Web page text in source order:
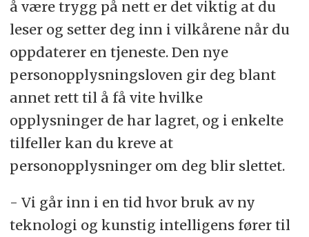
å være trygg på nett er det viktig at du
leser og setter deg inn i vilkårene når du
oppdaterer en tjeneste. Den nye
personopplysningsloven gir deg blant
annet rett til å få vite hvilke
opplysninger de har lagret, og i enkelte
tilfeller kan du kreve at
personopplysninger om deg blir slettet.
- Vi går inn i en tid hvor bruk av ny
teknologi og kunstig intelligens fører til